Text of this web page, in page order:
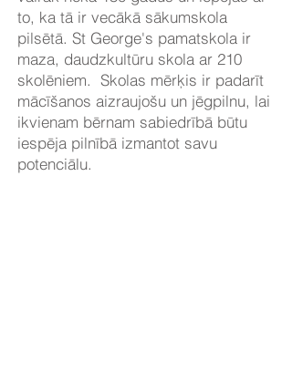
to, ka tā ir vecākā sākumskola
pilsētā. St George's pamatskola ir
maza, daudzkultūru skola ar 210
skolēniem. Skolas mērķis ir padarīt
mācīšanos aizraujošu un jēgpilnu, lai
ikvienam bērnam sabiedrībā būtu
iespēja pilnībā izmantot savu
potenciālu.